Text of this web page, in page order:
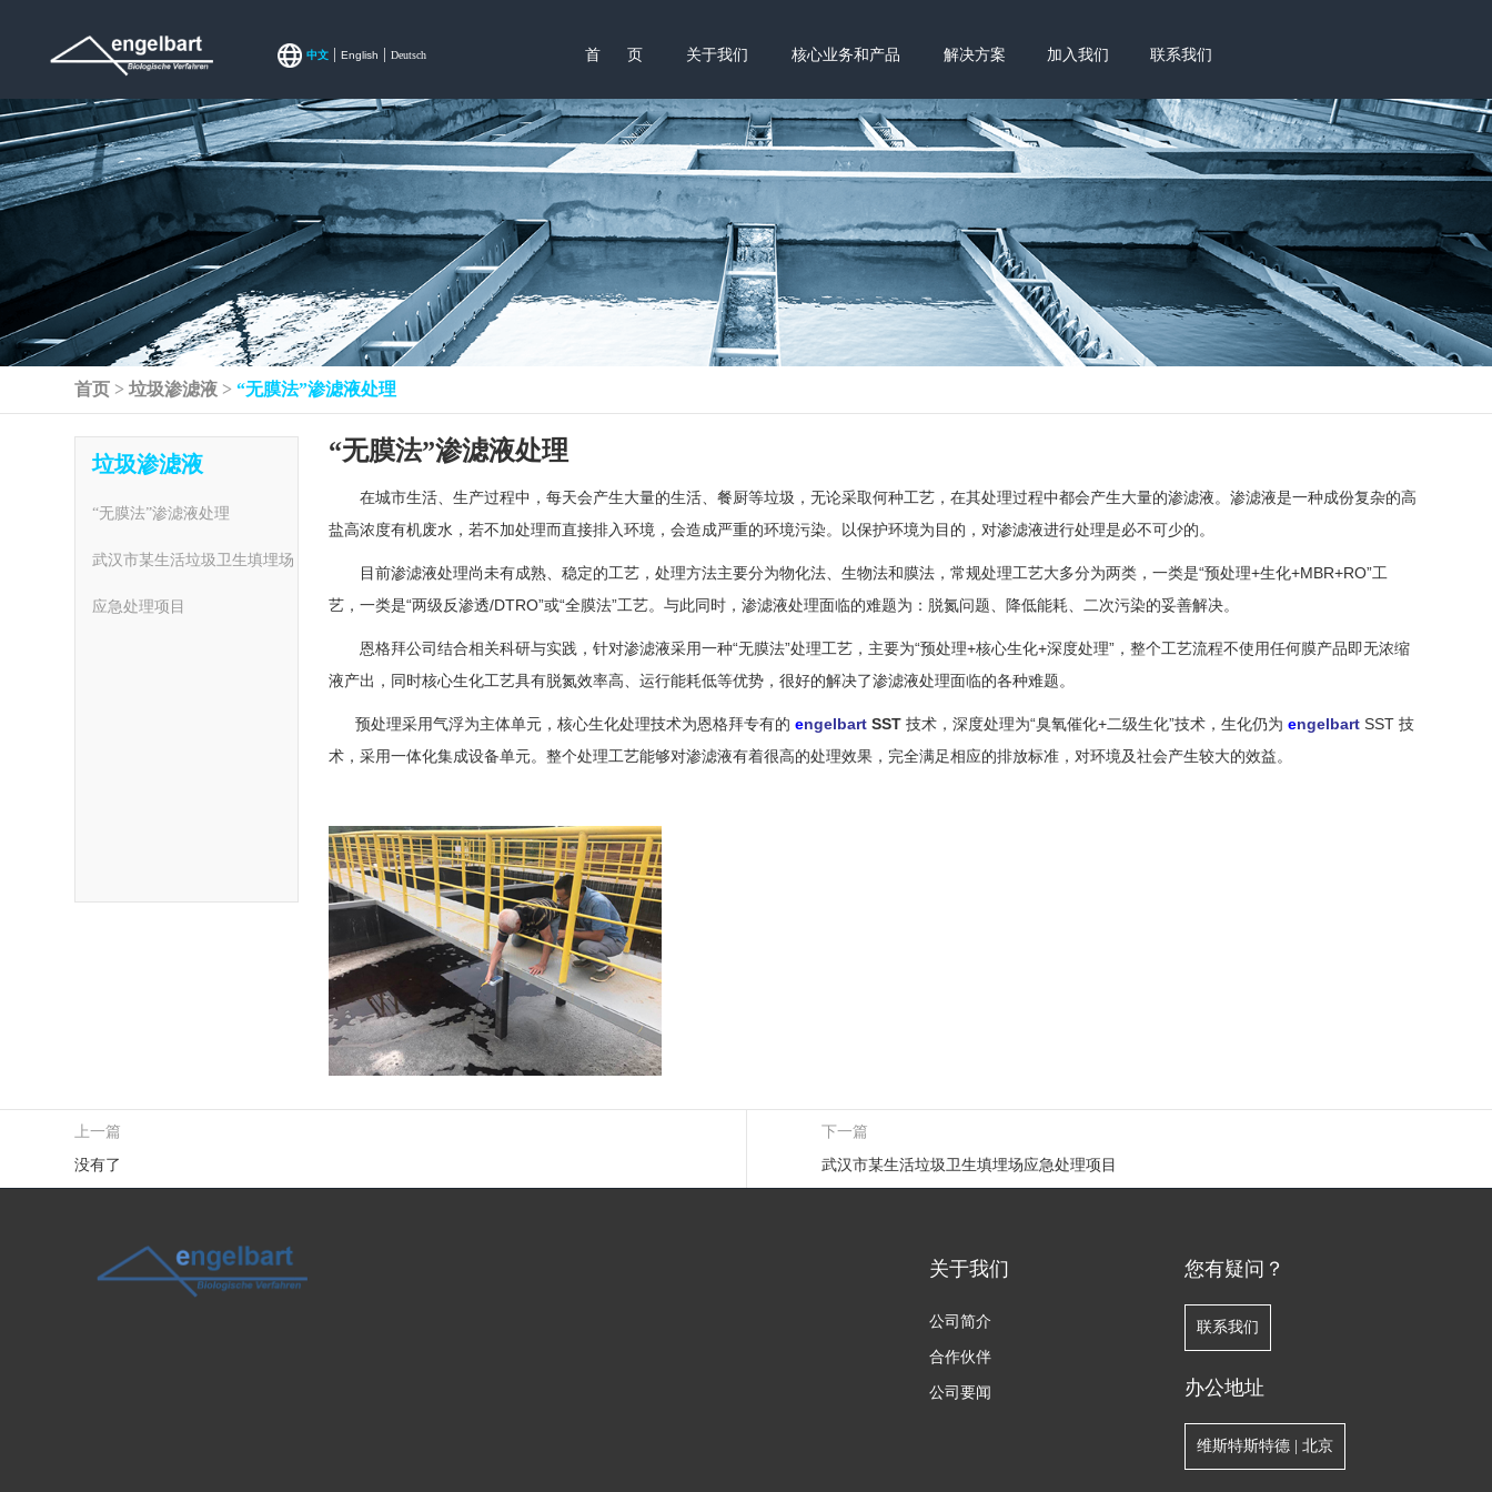
中文 English Deutsch 首 页 关于我们 核心业务和产品 解决方案 加入我们 联系我们
首页 >垃圾渗滤液 >“无膜法”渗滤液处理
垃圾渗滤液
“无膜法”渗滤液处理
武汉市某生活垃圾卫生填埋场
应急处理项目
“无膜法”渗滤液处理
在城市生活、生产过程中，每天会产生大量的生活、餐厨等垃圾，无论采取何种工艺，在其处理过程中都会产生大量的渗滤液。渗滤液是一种成份复杂的高
盐高浓度有机废水，若不加处理而直接排入环境，会造成严重的环境污染。以保护环境为目的，对渗滤液进行处理是必不可少的。
目前渗滤液处理尚未有成熟、稳定的工艺，处理方法主要分为物化法、生物法和膜法，常规处理工艺大多分为两类，一类是“预处理+生化+MBR+RO”工
艺，一类是“两级反渗透/DTRO”或“全膜法”工艺。与此同时，渗滤液处理面临的难题为：脱氮问题、降低能耗、二次污染的妥善解决。
恩格拜公司结合相关科研与实践，针对渗滤液采用一种“无膜法”处理工艺，主要为“预处理+核心生化+深度处理”，整个工艺流程不使用任何膜产品即无浓缩
液产出，同时核心生化工艺具有脱氮效率高、运行能耗低等优势，很好的解决了渗滤液处理面临的各种难题。
预处理采用气浮为主体单元，核心生化处理技术为恩格拜专有的 engelbartSST 技术，深度处理为“臭氧催化+二级生化”技术，生化仍为 engelbartSST技
术，采用一体化集成设备单元。整个处理工艺能够对渗滤液有着很高的处理效果，完全满足相应的排放标准，对环境及社会产生较大的效益。
上一篇
没有了
下一篇
武汉市某生活垃圾卫生填埋场应急处理项目
您有疑问？
联系我们
办公地址
维斯特斯特德 | 北京
关于我们
公司简介
合作伙伴
公司要闻